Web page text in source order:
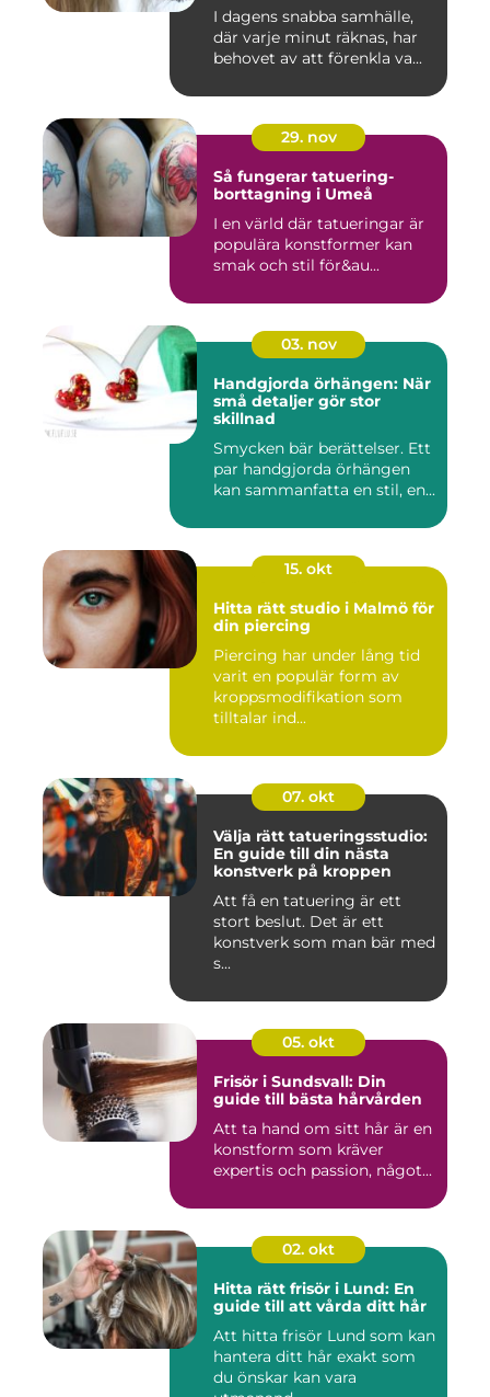
I dagens snabba samhälle,
där varje minut räknas, har
behovet av att förenkla va...
29. nov
Så fungerar tatuering-
borttagning i Umeå
I en värld där tatueringar är
populära konstformer kan
smak och stil för&au...
03. nov
Handgjorda örhängen: När
små detaljer gör stor
skillnad
Smycken bär berättelser. Ett
par handgjorda örhängen
kan sammanfatta en stil, en...
15. okt
Hitta rätt studio i Malmö för
din piercing
Piercing har under lång tid
varit en populär form av
kroppsmodifikation som
tilltalar ind...
07. okt
Välja rätt tatueringsstudio:
En guide till din nästa
konstverk på kroppen
Att få en tatuering är ett
stort beslut. Det är ett
konstverk som man bär med
s...
05. okt
Frisör i Sundsvall: Din
guide till bästa hårvården
Att ta hand om sitt hår är en
konstform som kräver
expertis och passion, något...
02. okt
Hitta rätt frisör i Lund: En
guide till att vårda ditt hår
Att hitta frisör Lund som kan
hantera ditt hår exakt som
du önskar kan vara